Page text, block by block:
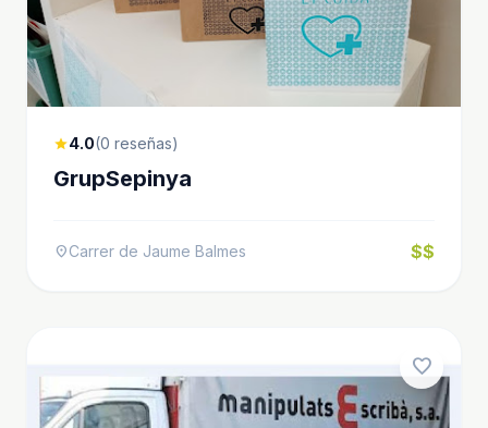
star4.0(0 reseñas)
GrupSepinya
location_onCarrer de Jaume Balmes $$
favorite